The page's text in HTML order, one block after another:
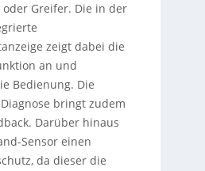
oder Greifer. Die in der
zeigt dabei die
an und
Bedienung. Die
bringt zudem
Darüber hinaus
Sensor einen
da dieser die